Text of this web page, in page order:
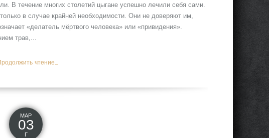
В течение многих столетий цыгане успешно лечили себя сами.
в случае крайней необходимости. Они не доверяют им,
«делатель мёртвого человека» или «привидения».
трав,...
чтение...
МАР
03
Г